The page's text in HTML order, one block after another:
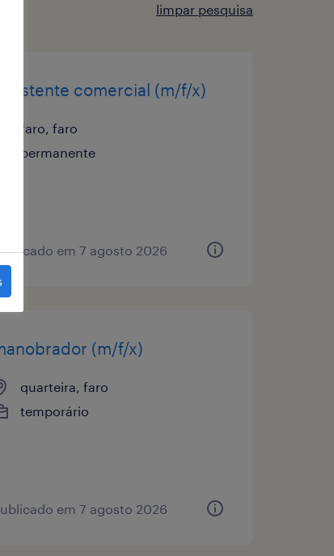
limpar pesquisa
assistente comercial (m/f/x)
faro, faro
permanente
em 7 agosto 2026
(m/f/x)
quarteira, faro
temporário
em 7 agosto 2026